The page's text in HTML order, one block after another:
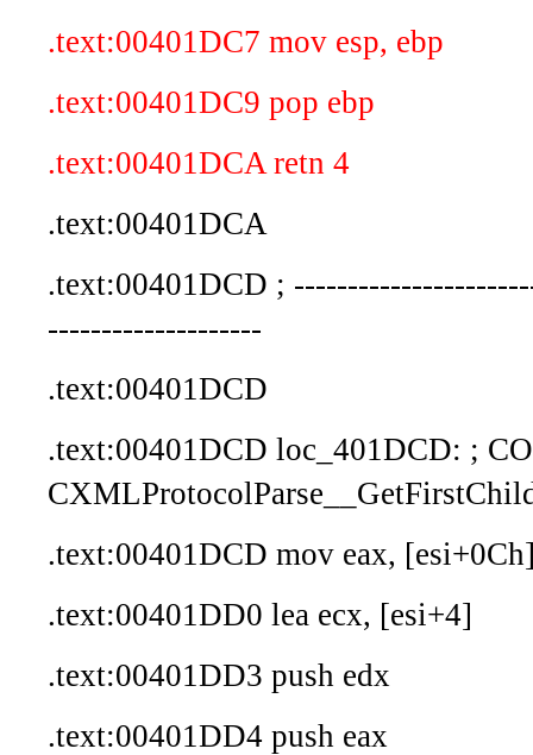
.text:00401DC7 mov esp, ebp
.text:00401DC9 pop ebp
.text:00401DCA retn 4
.text:00401DCA
.text:00401DCD ;
--------------------
.text:00401DCD
.text:00401DCD loc_401DCD: ;
.text:00401DCD mov eax,
.text:00401DD0 lea ecx, [esi+4]
.text:00401DD3 push edx
.text:00401DD4 push eax